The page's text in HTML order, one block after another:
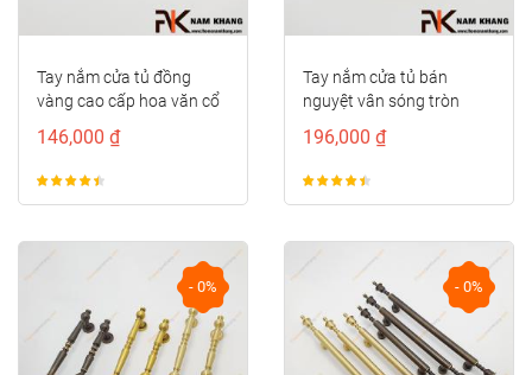
Tay nắm cửa tủ đồng
vàng cao cấp hoa văn cổ
146,000 ₫
- 0%
Tay nắm cửa tủ bán
nguyệt vân sóng tròn
196,000 ₫
- 0%